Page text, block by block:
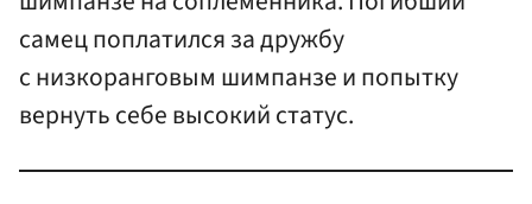
самец поплатился за дружбу
с низкоранговым шимпанзе и попытку
вернуть себе высокий статус.